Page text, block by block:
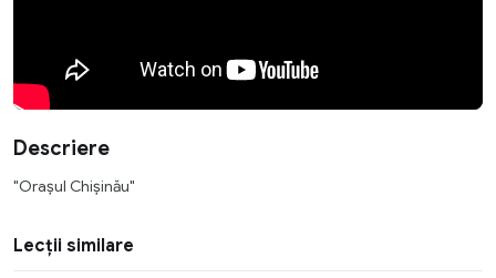
Descriere
"Orașul Chișinău"
Lecții similare